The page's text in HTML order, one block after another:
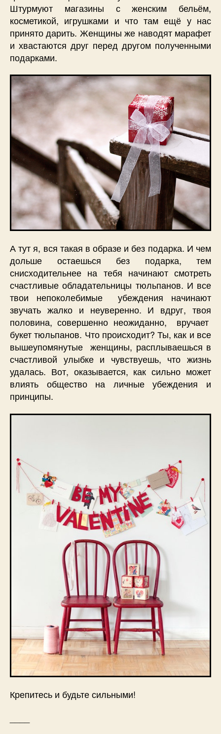
Штурмуют магазины с женским бельём,
косметикой, игрушками и что там ещё у нас
принято дарить. Женщины же наводят марафет
и хвастаются друг перед другом полученными
подарками.
А тут я, вся такая в образе и без подарка. И чем
дольше остаешься без подарка, тем
снисходительнее на тебя начинают смотреть
счастливые обладательницы тюльпанов. И все
твои непоколебимые убеждения начинают
звучать жалко и неуверенно. И вдруг, твоя
половина, совершенно неожиданно, вручает
букет тюльпанов. Что происходит? Ты, как и все
вышеупомянутые женщины, расплываешься в
счастливой улыбке и чувствуешь, что жизнь
удалась. Вот, оказывается, как сильно может
влиять общество на личные убеждения и
принципы.
Крепитесь и будьте сильными!